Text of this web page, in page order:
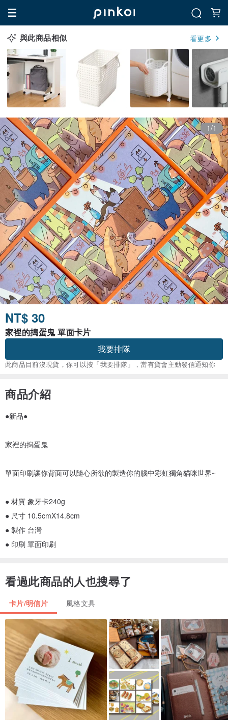
與此商品相似 看更多
1/1
NT$ 30
家裡的搗蛋鬼 單面卡片
我要排隊
此商品目前沒現貨，你可以按「我要排隊」，當有貨會主動發信通知你
商品介紹
●新品●
家裡的搗蛋鬼
單面印刷讓你背面可以隨心所欲的製造你的腦中彩虹獨角貓咪世界~
● 材質 象牙卡240g
● 尺寸 10.5cmX14.8cm
● 製作 台灣
● 印刷 單面印刷
看過此商品的人也搜尋了
卡片/明信片 風格文具